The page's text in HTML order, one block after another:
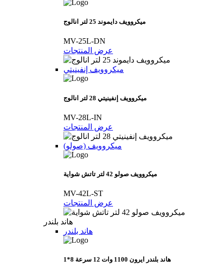
ميكروويف دايموند 25 لتر انالوج
MV-25L-DN
عرض المنتجات
ميكروويف إنفينيتي
ميكروويف إنفينيتي 28 لتر انالوج
MV-28L-IN
عرض المنتجات
(ميكروويف (صولو
ميكروويف صولو 42 لتر تاتش شواية
MV-42L-ST
عرض المنتجات
هاند بلندر
هاند بلندر
هاند بلندر ايرون 1100 وات 12 سرعة 8*1